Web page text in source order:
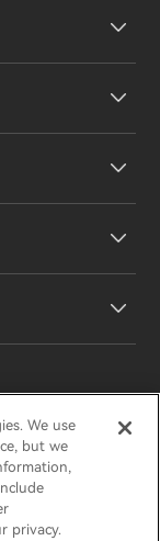
We use
but we
privacy.